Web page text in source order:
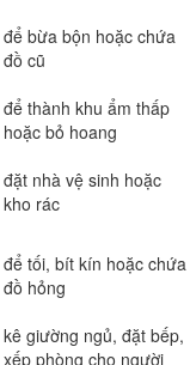
để bừa bộn hoặc chứa
đồ cũ
để thành khu ẩm thấp
hoặc bỏ hoang
đặt nhà vệ sinh hoặc
kho rác
để tối, bít kín hoặc chứa
đồ hỏng
kê giường ngủ, đặt bếp,
xếp phòng cho người